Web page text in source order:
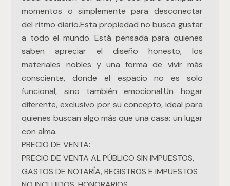
momentos o simplemente para desconectar
del ritmo diario.Esta propiedad no busca gustar
a todo el mundo. Está pensada para quienes
saben apreciar el diseño honesto, los
materiales nobles y una forma de vivir más
consciente, donde el espacio no es solo
funcional, sino también emocional.Un hogar
diferente, exclusivo por su concepto, ideal para
quienes buscan algo más que una casa: un lugar
con alma.
PRECIO DE VENTA:
PRECIO DE VENTA AL PÚBLICO SIN IMPUESTOS,
GASTOS DE NOTARÍA, REGISTROS E IMPUESTOS